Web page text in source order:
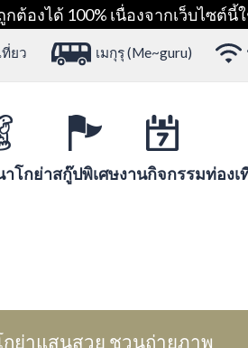
ต้องได้ 100% เนื่องจากเว็บไซต์
ยว เมกุรุ (Me~guru)
าโกย่าสกู๊ปพิเศษงานกิจกรรมท่องเ
กย่าแสนสวย ชวนถ่ายภาพ